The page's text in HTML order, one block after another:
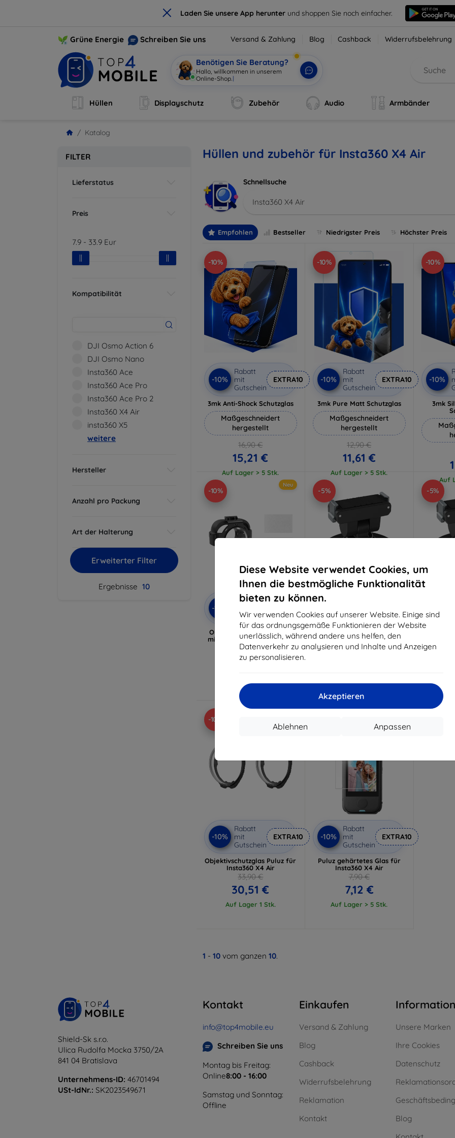
× Laden Sie unsere App herunter und shoppen Sie noch einfacher.
Diese Website verwendet Cookies, um
Ihnen die bestmögliche Funktionalität
bieten zu können.
Wir verwenden Cookies auf unserer Website. Einige sind
für das ordnungsgemäße Funktionieren der Website
unerlässlich, während andere uns helfen, den
Datenverkehr zu analysieren und Inhalte und Anzeigen
zu personalisieren.
Akzeptieren
Anpassen
Ablehnen
Grüne Energie Schreiben Sie uns Versand & Zahlung Blog Cashback Widerrufsbelehrung
Benötigen Sie Beratung?
Hallo, willkommen in unserem
Online-Shop. |
Hüllen Displayschutz Zubehör Audio Armbänder
Katalog
FILTER
Lieferstatus
Preis
7.9 - 33.9 Eur
Kompatibilität
DJI Osmo Action 6
DJI Osmo Nano
Insta360 Ace
Insta360 Ace Pro
Insta360 Ace Pro 2
Insta360 X4 Air
insta360 X5
weitere
Hersteller
Anzahl pro Packung
Art der Halterung
Erweiterter Filter
Ergebnisse 10
Hüllen und zubehör für Insta360 X4 Air
Schnellsuche
Insta360 X4 Air
Empfohlen Bestseller Niedrigster Preis Höchster Preis
-10%
-10%
Rabatt
mit
Gutschein
EXTRA10
3mk Anti-Shock Schutzglas
Maßgeschneidert
hergestellt
16,90 €
15,21 €
Auf Lager > 5 Stk.
-10%
-10%
Rabatt
mit
Gutschein
EXTRA10
3mk Pure Matt Schutzglas
Maßgeschneidert
hergestellt
12,90 €
11,61 €
Auf Lager > 5 Stk.
-10%
-10%
3mk
Auf
-10%
Neu
-10%
Rabatt
Gutschein
Objektivschutzabdeckung
mit gehärtetem Glas Puluz
für Insta360 X4 Air
32,90 €
Auf Lager > 5 Stk.
-5%
Gutschein
Magnetische Halterung
Sunnylife für Osmo Nano /
Action 6
Auf Lager > 5 Stk.
-5%
Auf
-10%
-10%
Rabatt
mit
Gutschein
EXTRA10
Objektivschutzglas Puluz für
Insta360 X4 Air
33,90 €
30,51 €
Auf Lager 1 Stk.
-10%
Rabatt
mit
Gutschein
EXTRA10
Puluz gehärtetes Glas für
Insta360 X4 Air
7,90 €
7,12 €
Auf Lager > 5 Stk.
1 - 10 vom ganzen 10.
Shield-Sk s.r.o.
Ulica Rudolfa Mocka 3750/2A
841 04 Bratislava
Unternehmens-ID: 46701494
USt-IdNr.: SK2023549671
Kontakt
info@top4mobile.eu
Schreiben Sie uns
Montag bis Freitag:
Online8:00 - 16:00
Samstag und Sonntag:
Offline
Einkaufen
Versand & Zahlung
Blog
Cashback
Widerrufsbelehrung
Reklamation
Kontakt
Information
Unsere Marken
Ihre Cookies
Datenschutz
Blog